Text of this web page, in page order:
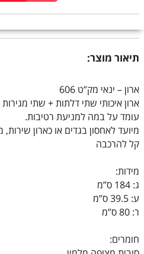
תיאור מוצר:
ארון – ינאי מק”ט 606
ארון איכותי שתי דלתות + שתי מגירות
עומד על במה למניעת רטיבות.
מיועד לאחסון בגדים או כארון
קל להרכבה
מידות:
ג: 184 ס”מ
ע: 39.5 ס”מ
ר: 80 ס”מ
חומרים: